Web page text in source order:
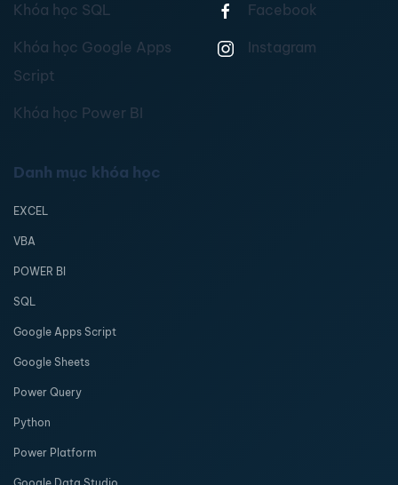
Khóa học SQL
Khóa học Google Apps
Script
Khóa học Power BI
Facebook
Instagram
Danh mục khóa học
EXCEL
VBA
POWER BI
SQL
Google Apps Script
Google Sheets
Power Query
Python
Power Platform